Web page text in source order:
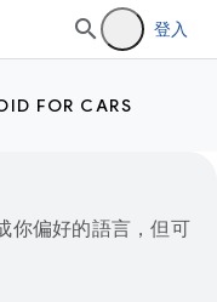
登入
FOR CARS
你偏好的語言，但可